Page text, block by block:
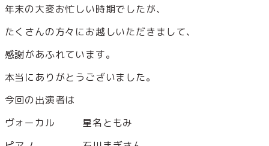
年末の大変お忙しい時期でしたが、
たくさんの方々にお越しいただきまして、
感謝があふれています。
本当にありがとうございました。
今回の出演者は
ヴォーカル 星名ともみ